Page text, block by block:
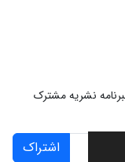
نشریه مشترک
اشتراک